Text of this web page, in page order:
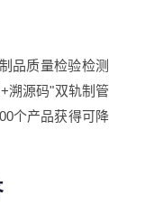
品质量检验检测
溯源码"双轨制管
个产品获得可降